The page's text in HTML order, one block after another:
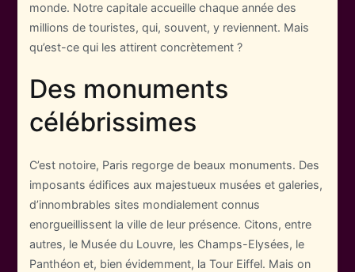
monde. Notre capitale accueille chaque année des
millions de touristes, qui, souvent, y reviennent. Mais
qu’est-ce qui les attirent concrètement ?
Des monuments
célébrissimes
C’est notoire, Paris regorge de beaux monuments. Des
imposants édifices aux majestueux musées et galeries,
d’innombrables sites mondialement connus
enorgueillissent la ville de leur présence. Citons, entre
autres, le Musée du Louvre, les Champs-Elysées, le
Panthéon et, bien évidemment, la Tour Eiffel. Mais on